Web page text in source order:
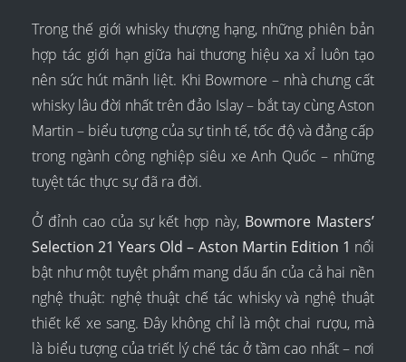
Trong thế giới whisky thượng hạng, những phiên bản
hợp tác giới hạn giữa hai thương hiệu xa xỉ luôn tạo
nên sức hút mãnh liệt. Khi Bowmore – nhà chưng cất
whisky lâu đời nhất trên đảo Islay – bắt tay cùng Aston
Martin – biểu tượng của sự tinh tế, tốc độ và đẳng cấp
trong ngành công nghiệp siêu xe Anh Quốc – những
tuyệt tác thực sự đã ra đời.
Ở đỉnh cao của sự kết hợp này, Bowmore Masters’
Selection 21 Years Old – Aston Martin Edition 1 nổi
bật như một tuyệt phẩm mang dấu ấn của cả hai nền
nghệ thuật: nghệ thuật chế tác whisky và nghệ thuật
thiết kế xe sang. Đây không chỉ là một chai rượu, mà
là biểu tượng của triết lý chế tác ở tầm cao nhất – nơi